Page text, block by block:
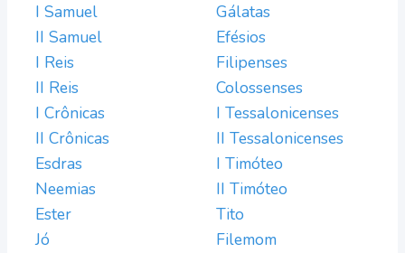
I Samuel
II Samuel
I Reis
II Reis
I Crônicas
II Crônicas
Esdras
Neemias
Ester
Jó
Gálatas
Efésios
Filipenses
Colossenses
I Tessalonicenses
II Tessalonicenses
I Timóteo
II Timóteo
Tito
Filemom